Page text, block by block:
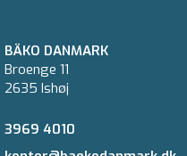
BÄKO DANMARK
Broenge 11
2635 Ishøj
3969 4010